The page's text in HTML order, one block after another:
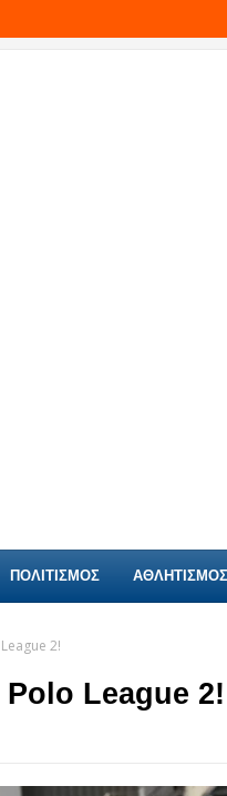
ΠΟΛΙΤΙΣΜΟΣ ΑΘΛΗΤΙΣΜΟΣ
2!
Polo League 2!